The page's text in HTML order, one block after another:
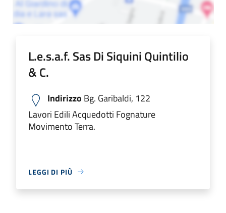
L.e.s.a.f. Sas Di Siquini Quintilio
& C.
Indirizzo Bg. Garibaldi, 122
Lavori Edili Acquedotti Fognature
Movimento Terra.
LEGGI DI PIÙ